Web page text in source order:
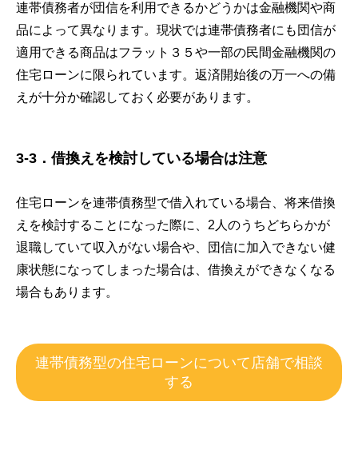
連帯債務者が団信を利用できるかどうかは金融機関や商
品によって異なります。現状では連帯債務者にも団信が
適用できる商品はフラット３５や一部の民間金融機関の
住宅ローンに限られています。返済開始後の万一への備
えが十分か確認しておく必要があります。
3-3．借換えを検討している場合は注意
住宅ローンを連帯債務型で借入れている場合、将来借換
えを検討することになった際に、2人のうちどちらかが
退職していて収入がない場合や、団信に加入できない健
康状態になってしまった場合は、借換えができなくなる
場合もあります。
連帯債務型の住宅ローンについて店舗で相談
する